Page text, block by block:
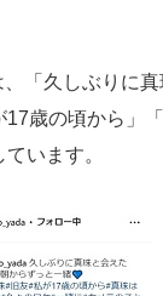
「久しぶりに
歳の頃から」
います。